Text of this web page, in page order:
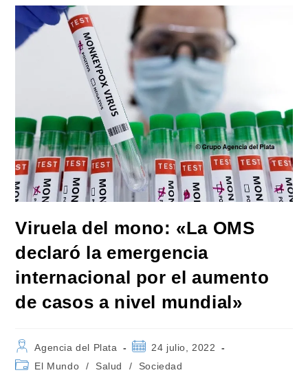
Viruela del mono: «La OMS
declaró la emergencia
internacional por el aumento
de casos a nivel mundial»
Autor
de
la
Agencia del Plata
Publicación
la
24 julio, 2022
Categoría
El Mundo / Salud / Sociedad